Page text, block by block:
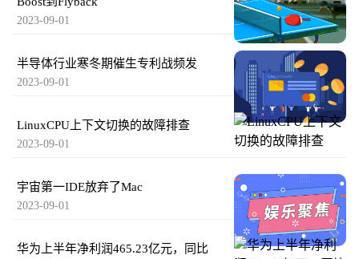
2023-09-01
半导体行业寒冬期催生专利战频发
2023-09-01
LinuxCPU上下文切换的故障排查
2023-09-01
宇宙第一IDE放弃了Mac
2023-09-01
华为上半年净利润465.23亿元，同比